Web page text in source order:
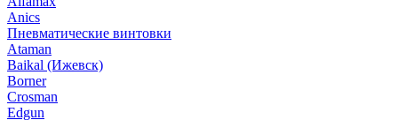
Anics
Пневматические винтовки
Ataman
Baikal (Ижевск)
Borner
Crosman
Edgun